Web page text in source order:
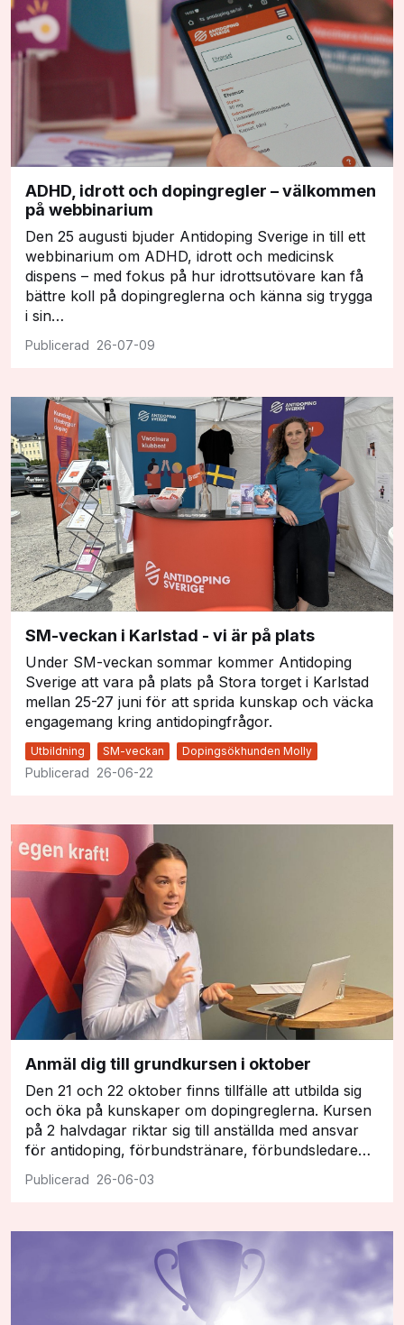
ADHD, idrott och dopingregler – välkommen
på webbinarium
26-07-09
Den 25 augusti bjuder Antidoping Sverige in till ett
webbinarium om ADHD, idrott och medicinsk
dispens – med fokus på hur idrottsutövare kan få
bättre koll på dopingreglerna och känna sig trygga
i sin…
SM-veckan i Karlstad - vi är på plats
26-06-22
Under SM-veckan sommar kommer Antidoping
Sverige att vara på plats på Stora torget i Karlstad
mellan 25-27 juni för att sprida kunskap och väcka
engagemang kring antidopingfrågor.
Utbildning SM-veckan Dopingsökhunden Molly
Anmäl dig till grundkursen i oktober
26-06-03
Den 21 och 22 oktober finns tillfälle att utbilda sig
och öka på kunskaper om dopingreglerna. Kursen
på 2 halvdagar riktar sig till anställda med ansvar
för antidoping, förbundstränare, förbundsledare…